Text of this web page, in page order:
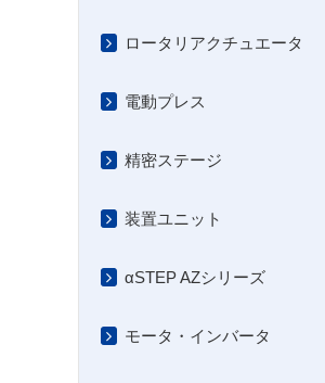
ロータリアクチュエータ
電動プレス
精密ステージ
装置ユニット
αSTEP AZシリーズ
モータ・インバータ